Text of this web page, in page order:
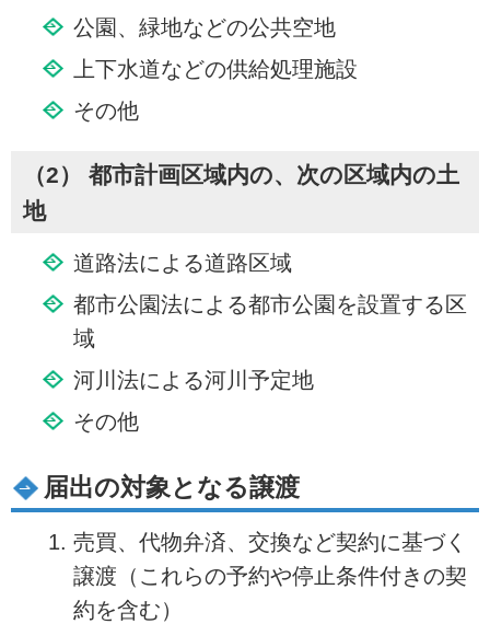
公園、緑地などの公共空地
上下水道などの供給処理施設
その他
（2） 都市計画区域内の、次の区域内の土
地
道路法による道路区域
都市公園法による都市公園を設置する区
域
河川法による河川予定地
その他
届出の対象となる譲渡
売買、代物弁済、交換など契約に基づく
譲渡（これらの予約や停止条件付きの契
約を含む）